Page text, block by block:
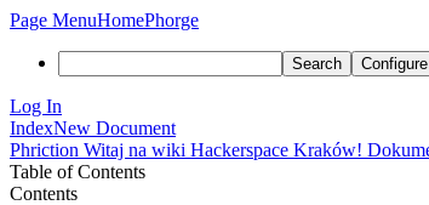
Page MenuHomePhorge
Search
Log In
IndexNew Document
Phriction Witaj na wiki Hackerspace Kraków!
Table of Contents
Contents